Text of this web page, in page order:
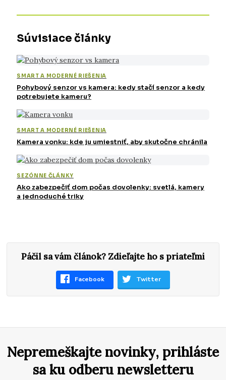
Súvisiace články
SMART A MODERNÉ RIEŠENIA
Pohybový senzor vs kamera: kedy stačí senzor a kedy
potrebujete kameru?
SMART A MODERNÉ RIEŠENIA
Kamera vonku: kde ju umiestniť, aby skutočne chránila
SEZÓNNE ČLÁNKY
Ako zabezpečiť dom počas dovolenky: svetlá, kamery
a jednoduché triky
Páčil sa vám článok? Zdieľajte ho s priateľmi
Facebook Twitter
Nepremeškajte novinky, prihláste
sa ku odberu newsletteru